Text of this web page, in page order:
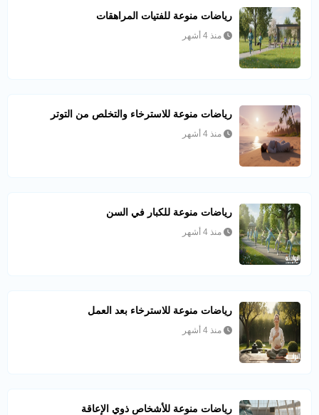
رياضات منوعة للفتيات المراهقات
منذ 4 أشهر
رياضات منوعة للاسترخاء والتخلص من التوتر
منذ 4 أشهر
رياضات منوعة للكبار في السن
منذ 4 أشهر
رياضات منوعة للاسترخاء بعد العمل
منذ 4 أشهر
رياضات منوعة للأشخاص ذوي الإعاقة